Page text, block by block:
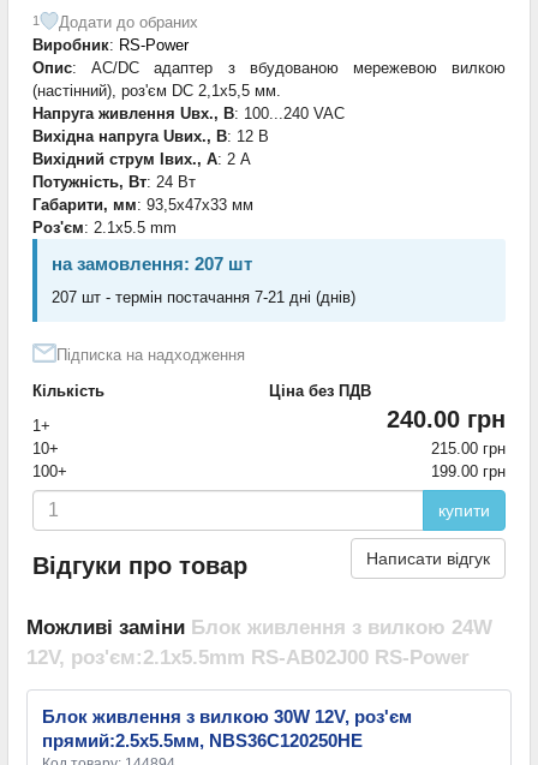
1
Додати до обраних
Виробник: RS-Power
Опис: AC/DC адаптер з вбудованою мережевою вилкою
(настінний), роз'єм DC 2,1х5,5 мм.
Напруга живлення Uвх., В: 100...240 VAC
Вихідна напруга Uвих., В: 12 В
Вихідний струм Iвих., А: 2 А
Потужність, Вт: 24 Вт
Габарити, мм: 93,5x47x33 мм
Роз'єм: 2.1x5.5 mm
на замовлення: 207 шт
207 шт - термін постачання 7-21 дні (днів)
Підписка на надходження
Кількість
Ціна без ПДВ
1+
240.00 грн
10+
215.00 грн
100+
199.00 грн
купити
Відгуки про товар Написати відгук
Можливі заміни Блок живлення з вилкою 24W
12V, роз'єм:2.1x5.5mm RS-AB02J00 RS-Power
Блок живлення з вилкою 30W 12V, роз'єм
прямий:2.5x5.5мм, NBS36C120250HE